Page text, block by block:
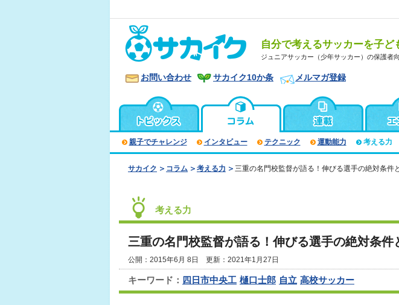
自分で考えるサッカーを子ど
ジュニアサッカー（少年サッカー）の保護者
お問い合わせ サカイク10か条 メルマガ登録
親子でチャレンジ インタビュー テクニック 運動能力 考える力
サカイク コラム 考える力 三重の名門校監督が語る！伸びる選手の絶対条件
考える力
三重の名門校監督が語る！伸びる選手の絶対条件
公開：2015年6月 8日 更新：2021年1月27日
キーワード： 四日市中央工 樋口士郎 自立 高校サッカー